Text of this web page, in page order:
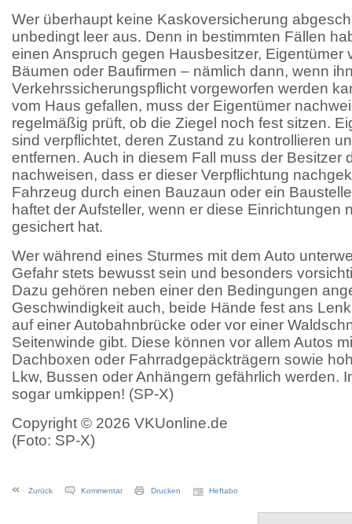
Wer überhaupt keine Kaskoversicherung
unbedingt leer aus. Denn in bestimmten Fällen
einen Anspruch gegen Hausbesitzer, Eigentümer
Bäumen oder Baufirmen – nämlich dann, wenn
Verkehrssicherungspflicht vorgeworfen werden
vom Haus gefallen, muss der Eigentümer
regelmäßig prüft, ob die Ziegel noch fest sitzen.
sind verpflichtet, deren Zustand zu kontrollieren
entfernen. Auch in diesem Fall muss der Besitzer
nachweisen, dass er dieser Verpflichtung
Fahrzeug durch einen Bauzaun oder ein
haftet der Aufsteller, wenn er diese Einrichtungen
gesichert hat.
Wer während eines Sturmes mit dem Auto
Gefahr stets bewusst sein und besonders
Dazu gehören neben einer den Bedingungen
Geschwindigkeit auch, beide Hände fest ans
auf einer Autobahnbrücke oder vor einer
Seitenwinde gibt. Diese können vor allem Autos
Dachboxen oder Fahrradgepäckträgern sowie
Lkw, Bussen oder Anhängern gefährlich werden.
sogar umkippen! (SP-X)
Copyright © 2026 VKUonline.de
(Foto: SP-X)
Zurück Kommentar Drucken Heftabo